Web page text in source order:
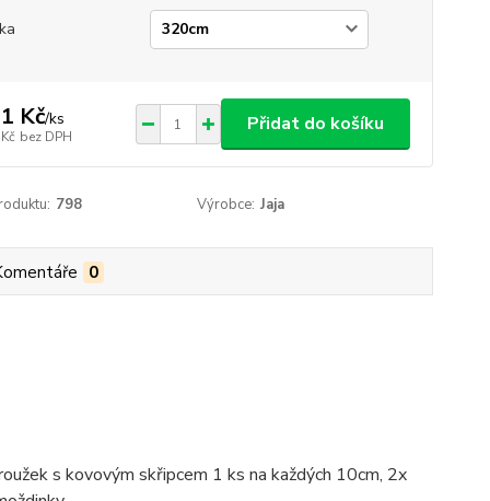
Kč/ks
bez DPH
Přidat do košíku
798 Výrobce: Jaja
0
s kovovým skřipcem 1 ks na každých 10cm, 2x